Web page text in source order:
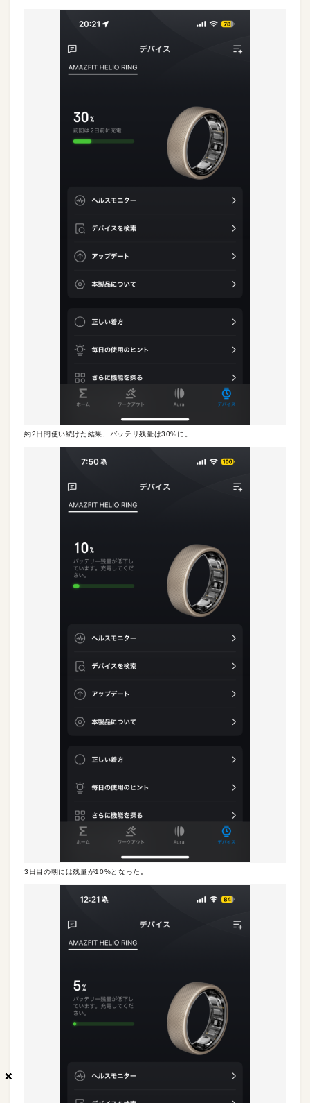
×
×
×
約2日間使い続けた結果、バッテリ残量は30%に。
3日目の朝には残量が10%となった。